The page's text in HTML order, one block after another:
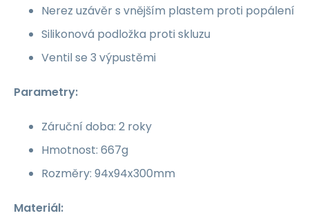
Nerez uzávěr s vnějším plastem proti popálení
Silikonová podložka proti skluzu
Ventil se 3 výpustěmi
Parametry:
Záruční doba: 2 roky
Hmotnost: 667g
Rozměry: 94x94x300mm
Materiál: